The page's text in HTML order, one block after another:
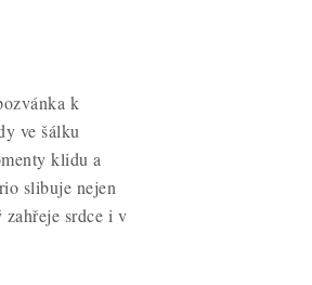
k
ve šálku
klidu a
slibuje nejen
srdce i v